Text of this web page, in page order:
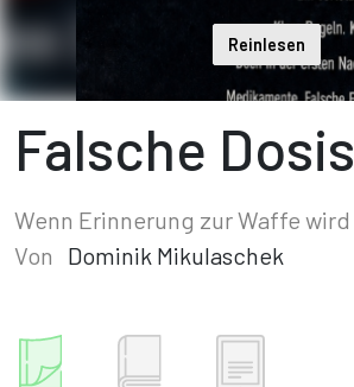
Reinlesen
Falsche Dosis
Wenn Erinnerung zur Waffe wird
Von
Dominik Mikulaschek